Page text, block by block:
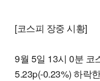
[코스피 장중 시황]
9월 5일 13시 0분 코
5.23p(-0.23%) 하락